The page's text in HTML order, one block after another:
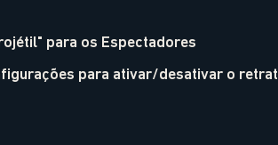
para os Espectadores
para ativar/desativar o